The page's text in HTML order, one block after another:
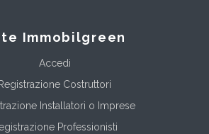
Immobilgreen
Accedi
Registrazione Costruttori
Installatori o Imprese
Professionisti